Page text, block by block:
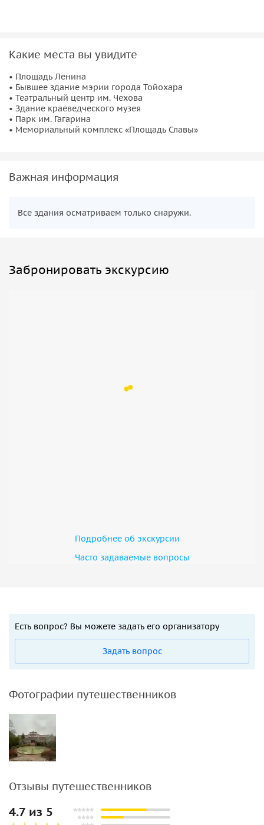
Какие места вы увидите
• Площадь Ленина
• Бывшее здание мэрии города Тойохара
• Театральный центр им. Чехова
• Здание краеведческого музея
• Парк им. Гагарина
• Мемориальный комплекс «Площадь Славы»
Важная информация
Все здания осматриваем только снаружи.
Забронировать экскурсию
Подробнее об экскурсии
Часто задаваемые вопросы
Есть вопрос? Вы можете задать его организатору
Задать вопрос
Фотографии путешественников
Отзывы путешественников
4.7 из 5